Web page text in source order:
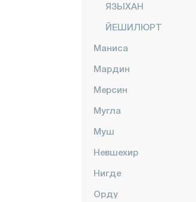
ЯЗЫХАН
ЙЕШИЛЮРТ
Маниса
Мардин
Мерсин
Мугла
Муш
Невшехир
Нигде
Орду